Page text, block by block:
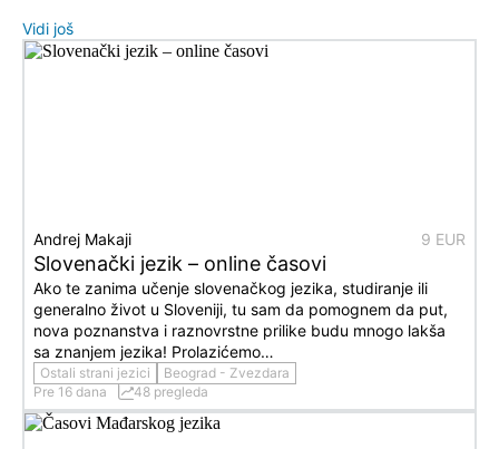
Vidi još
Andrej Makaji 9 EUR
Slovenački jezik – online časovi
Ako te zanima učenje slovenačkog jezika, studiranje ili
generalno život u Sloveniji, tu sam da pomognem da put,
nova poznanstva i raznovrstne prilike budu mnogo lakša
sa znanjem jezika! Prolazićemo…
Ostali strani jezici
Beograd - Zvezdara
Pre 16 dana
48 pregleda